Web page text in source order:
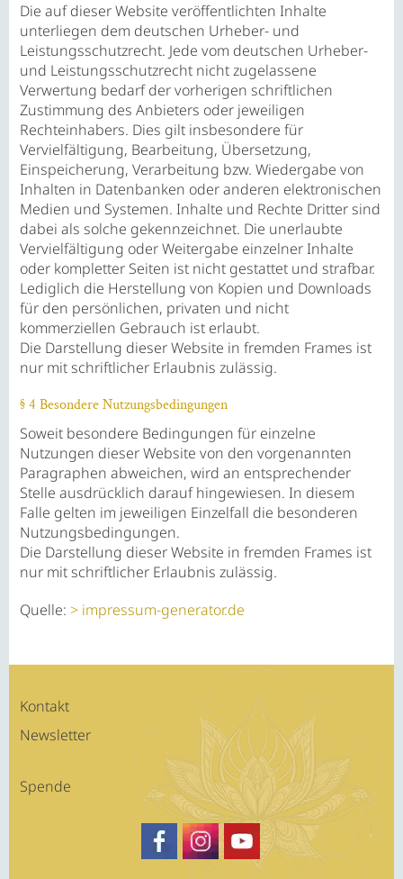
Die auf dieser Website veröffentlichten Inhalte
unterliegen dem deutschen Urheber- und
Leistungsschutzrecht. Jede vom deutschen Urheber-
und Leistungsschutzrecht nicht zugelassene
Verwertung bedarf der vorherigen schriftlichen
Zustimmung des Anbieters oder jeweiligen
Rechteinhabers. Dies gilt insbesondere für
Vervielfältigung, Bearbeitung, Übersetzung,
Einspeicherung, Verarbeitung bzw. Wiedergabe von
Inhalten in Datenbanken oder anderen elektronischen
Medien und Systemen. Inhalte und Rechte Dritter sind
dabei als solche gekennzeichnet. Die unerlaubte
Vervielfältigung oder Weitergabe einzelner Inhalte
oder kompletter Seiten ist nicht gestattet und strafbar.
Lediglich die Herstellung von Kopien und Downloads
für den persönlichen, privaten und nicht
kommerziellen Gebrauch ist erlaubt.
Die Darstellung dieser Website in fremden Frames ist
nur mit schriftlicher Erlaubnis zulässig.
§ 4 Besondere Nutzungsbedingungen
Soweit besondere Bedingungen für einzelne
Nutzungen dieser Website von den vorgenannten
Paragraphen abweichen, wird an entsprechender
Stelle ausdrücklich darauf hingewiesen. In diesem
Falle gelten im jeweiligen Einzelfall die besonderen
Nutzungsbedingungen.
Die Darstellung dieser Website in fremden Frames ist
nur mit schriftlicher Erlaubnis zulässig.
Quelle:
impressum-generator.de
Kontakt
Newsletter
Spende